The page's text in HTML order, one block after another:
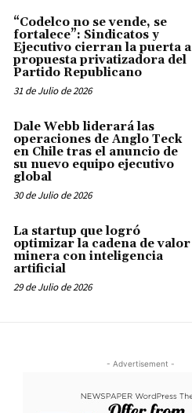
“Codelco no se vende, se
fortalece”: Sindicatos y
Ejecutivo cierran la puerta a
propuesta privatizadora del
Partido Republicano
31 de Julio de 2026
Dale Webb liderará las
operaciones de Anglo Teck
en Chile tras el anuncio de
su nuevo equipo ejecutivo
global
30 de Julio de 2026
La startup que logró
optimizar la cadena de valor
minera con inteligencia
artificial
29 de Julio de 2026
- Advertisement -